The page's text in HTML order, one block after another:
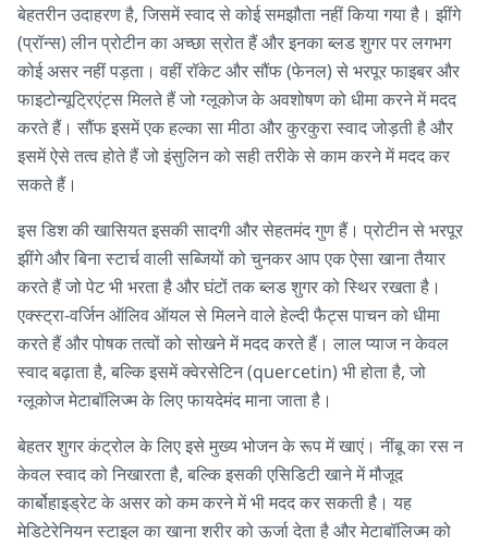
बेहतरीन उदाहरण है, जिसमें स्वाद से कोई समझौता नहीं किया गया है। झींगे
(प्रॉन्स) लीन प्रोटीन का अच्छा स्रोत हैं और इनका ब्लड शुगर पर लगभग
कोई असर नहीं पड़ता। वहीं रॉकेट और सौंफ (फेनल) से भरपूर फाइबर और
फाइटोन्यूट्रिएंट्स मिलते हैं जो ग्लूकोज के अवशोषण को धीमा करने में मदद
करते हैं। सौंफ इसमें एक हल्का सा मीठा और कुरकुरा स्वाद जोड़ती है और
इसमें ऐसे तत्व होते हैं जो इंसुलिन को सही तरीके से काम करने में मदद कर
सकते हैं।
इस डिश की खासियत इसकी सादगी और सेहतमंद गुण हैं। प्रोटीन से भरपूर
झींगे और बिना स्टार्च वाली सब्जियों को चुनकर आप एक ऐसा खाना तैयार
करते हैं जो पेट भी भरता है और घंटों तक ब्लड शुगर को स्थिर रखता है।
एक्स्ट्रा-वर्जिन ऑलिव ऑयल से मिलने वाले हेल्दी फैट्स पाचन को धीमा
करते हैं और पोषक तत्वों को सोखने में मदद करते हैं। लाल प्याज न केवल
स्वाद बढ़ाता है, बल्कि इसमें क्वेरसेटिन (quercetin) भी होता है, जो
ग्लूकोज मेटाबॉलिज्म के लिए फायदेमंद माना जाता है।
बेहतर शुगर कंट्रोल के लिए इसे मुख्य भोजन के रूप में खाएं। नींबू का रस न
केवल स्वाद को निखारता है, बल्कि इसकी एसिडिटी खाने में मौजूद
कार्बोहाइड्रेट के असर को कम करने में भी मदद कर सकती है। यह
मेडिटेरेनियन स्टाइल का खाना शरीर को ऊर्जा देता है और मेटाबॉलिज्म को